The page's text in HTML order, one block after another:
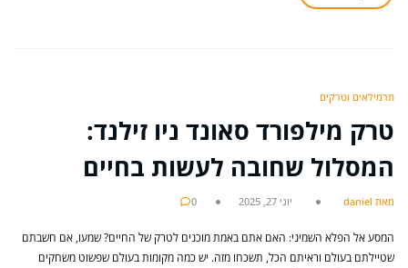
תרמילאים וטרקים
טרק מילפורד סאונד ניו זילנד:
המסלול שחובה לעשות בחיים
מאת daniel יוני 27, 2025 0
המסע אל הפלא השמיני: האם אתם באמת מוכנים לטרק של החיים? שמעו, אם חשבתם
שטיילתם בעולם וראיתם הכל, תשכחו מזה. יש כמה מקומות בעולם שפשוט משחקים